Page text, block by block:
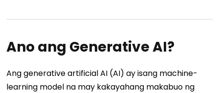
Ano ang Generative AI?
Ang generative artificial AI (AI) ay isang machine-
learning model na may kakayahang makabuo ng